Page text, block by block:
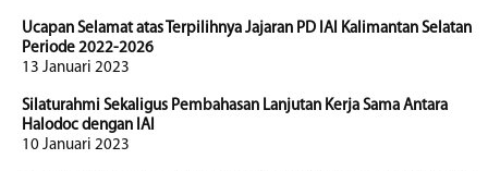
Ucapan Selamat atas Terpilihnya Jajaran PD IAI Kalimantan Selatan
Periode 2022-2026
13 Januari 2023
Silaturahmi Sekaligus Pembahasan Lanjutan Kerja Sama Antara
Halodoc dengan IAI
10 Januari 2023